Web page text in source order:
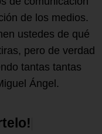
de los medios.
ustedes de qué
pero de verdad
tantas tantas
Ángel.
telo!